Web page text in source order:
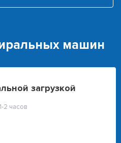
машин
загрузкой
2 часов